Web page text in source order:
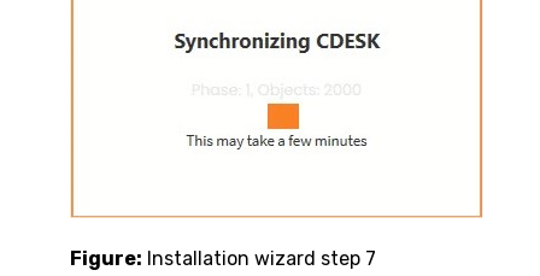
Figure: Installation wizard step 7